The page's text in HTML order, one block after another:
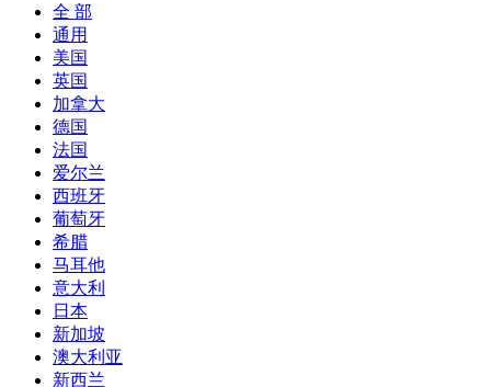
全 部
通用
美国
英国
加拿大
德国
法国
爱尔兰
西班牙
葡萄牙
希腊
马耳他
意大利
日本
新加坡
澳大利亚
新西兰